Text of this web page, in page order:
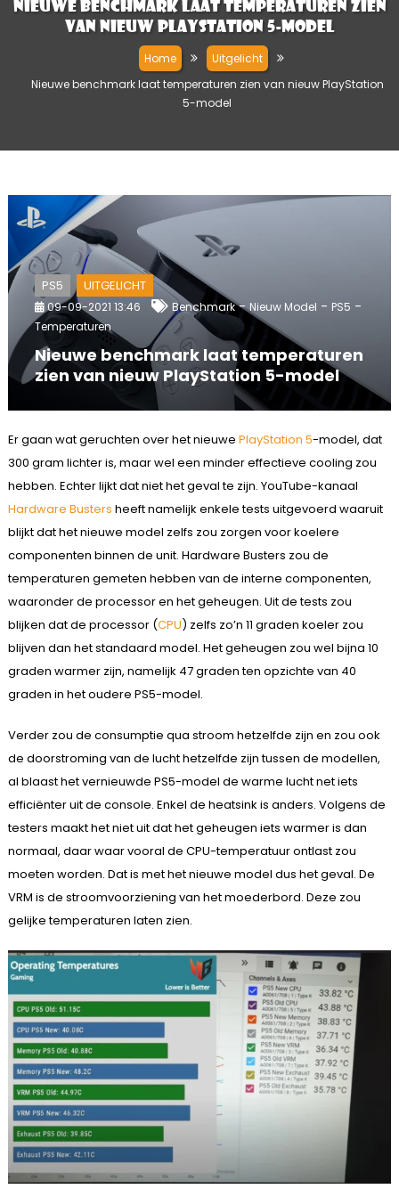
Nieuwe benchmark laat temperaturen zien
van nieuw PlayStation 5-model
Home
Uitgelicht
Nieuwe benchmark laat temperaturen zien van nieuw PlayStation
5-model
PS5 UITGELICHT
09-09-2021 13:46 Benchmark-Nieuw Model - PS5 -
Temperaturen
Nieuwe benchmark laat temperaturen
zien van nieuw PlayStation 5-model
Er gaan wat geruchten over het nieuwe PlayStation 5-model, dat
300 gram lichter is, maar wel een minder effectieve cooling zou
hebben. Echter lijkt dat niet het geval te zijn. YouTube-kanaal
Hardware Busters heeft namelijk enkele tests uitgevoerd waaruit
blijkt dat het nieuwe model zelfs zou zorgen voor koelere
componenten binnen de unit. Hardware Busters zou de
temperaturen gemeten hebben van de interne componenten,
waaronder de processor en het geheugen. Uit de tests zou
blijken dat de processor (CPU) zelfs zo’n 11 graden koeler zou
blijven dan het standaard model. Het geheugen zou wel bijna 10
graden warmer zijn, namelijk 47 graden ten opzichte van 40
graden in het oudere PS5-model.
Verder zou de consumptie qua stroom hetzelfde zijn en zou ook
de doorstroming van de lucht hetzelfde zijn tussen de modellen,
al blaast het vernieuwde PS5-model de warme lucht net iets
efficiënter uit de console. Enkel de heatsink is anders. Volgens de
testers maakt het niet uit dat het geheugen iets warmer is dan
normaal, daar waar vooral de CPU-temperatuur ontlast zou
moeten worden. Dat is met het nieuwe model dus het geval. De
VRM is de stroomvoorziening van het moederbord. Deze zou
gelijke temperaturen laten zien.